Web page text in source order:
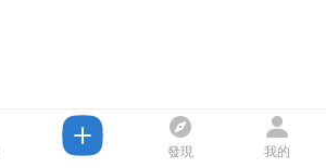
發現 我的